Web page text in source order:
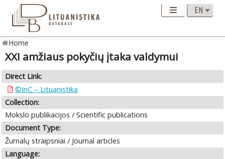
Home
XXI amžiaus pokyčių įtaka valdymui
Direct Link:
©InC – Lituanistika
Collection:
Mokslo publikacijos / Scientific publications
Document Type:
Žurnalų straipsniai / Journal articles
Language: